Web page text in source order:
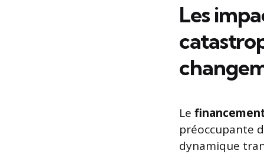
Les
Le
préoccupante
dynamique